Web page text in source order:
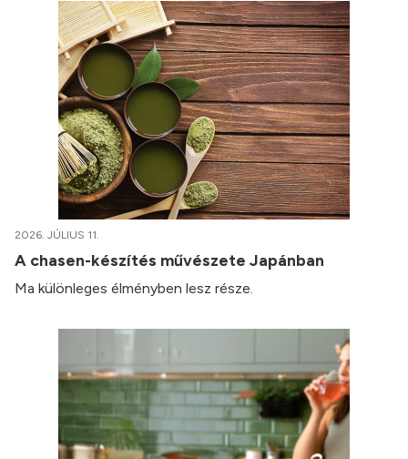
2026. JÚLIUS 11.
A chasen-készítés művészete Japánban
Ma különleges élményben lesz része.